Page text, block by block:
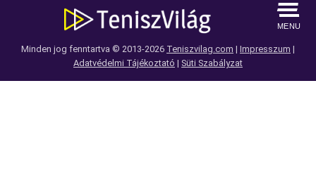
MENU
Minden jog fenntartva © 2013-2026 Teniszvilag.com | Impresszum |
Adatvédelmi Tájékoztató | Süti Szabályzat